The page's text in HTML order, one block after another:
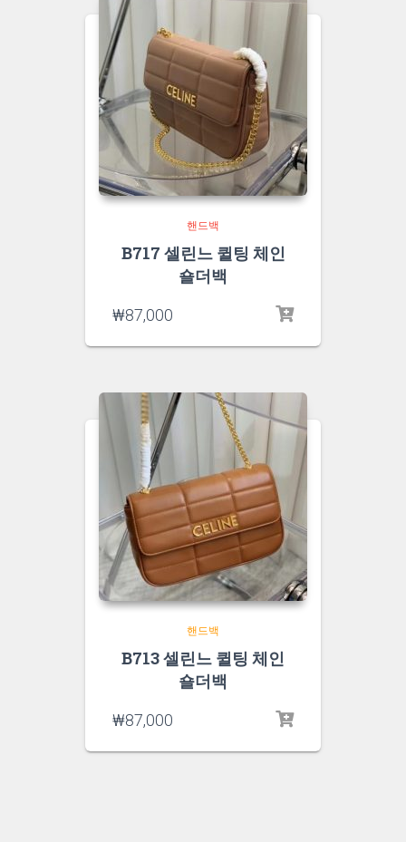
핸드백
B717 셀린느 퀼팅 체인
숄더백
₩87,000
핸드백
B713 셀린느 퀼팅 체인
숄더백
₩87,000